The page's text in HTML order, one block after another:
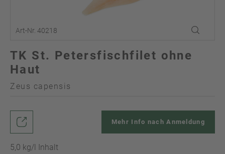
Art-Nr. 40218
TK St. Petersfischfilet ohne
Haut
Zeus capensis
5,0 kg/l Inhalt
Mehr Info nach Anmeldung